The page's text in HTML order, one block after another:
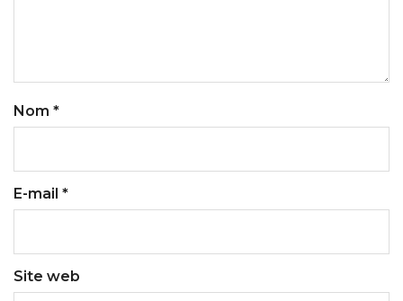
Nom *
E-mail *
Site web